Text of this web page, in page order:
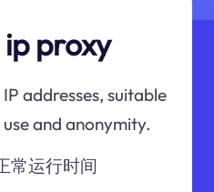
proxy
addresses, suitable
and anonymity.
常运行时间